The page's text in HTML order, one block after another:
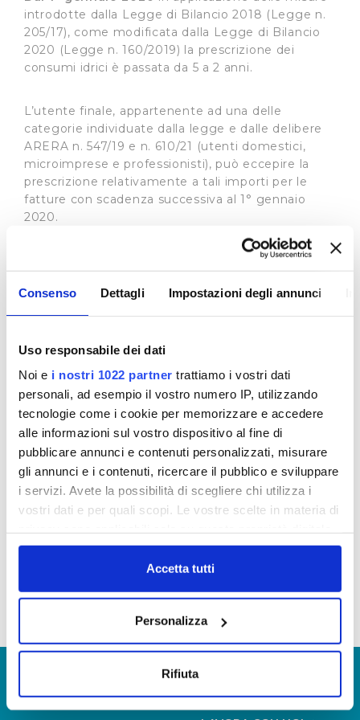
Consenso Dettagli Impostazioni degli annunci
Uso responsabile dei dati
Noi e i nostri 1022 partner trattiamo i vostri dati
personali, ad esempio il vostro numero IP, utilizzando
tecnologie come i cookie per memorizzare e accedere
alle informazioni sul vostro dispositivo al fine di
pubblicare annunci e contenuti personalizzati, misurare
gli annunci e i contenuti, ricercare il pubblico e sviluppare
i servizi. Avete la possibilità di scegliere chi utilizza i
vostri dati e per quali scopi. Le vostre scelte in materia di
in cui avete effettuato le vostre scelte. È possibile
modificare o revocare il proprio consenso in qualsiasi
momento dalla Dichiarazione sui cookie o facendo clic
Con il tuo consenso, vorremmo anche:
raccogliere informazioni sulla tua posizione
Accetta tutti
Personalizza
Rifiuta
introdotte dalla Legge di Bilancio 2018 (Legge n.
205/17), come modificata dalla Legge di Bilancio
2020 (Legge n. 160/2019) la prescrizione dei
consumi idrici è passata da 5 a 2 anni.
L’utente finale, appartenente ad una delle
categorie individuate dalla legge e dalle delibere
ARERA n. 547/19 e n. 610/21 (utenti domestici,
microimprese e professionisti), può eccepire la
prescrizione relativamente a tali importi per le
fatture con scadenza successiva al 1° gennaio
2020.
Nella bolletta, che contiene importi relativi a
consumi risalenti a più di due anni, sarà presente,
prescrizione, in cui è indicato l’importo
prescrivibile ed uno dei canali alternativi, che si
debitamente compilata e firmata:
· via mail areclami@publiacqua.it
· via pec areclami@cert.publiacqua.it.
· per posta all’indirizzo Via Villamagna, 90/c – 50126
. per pec all’indirizzo
protocollo@cert.publiacqua.it
Il modulo può essere anche scaricato cliccando
quio potrai richiedere una copia della fattura in
o contattando i nostricanali di contatto.
GIUDICA IL SERVIZIO